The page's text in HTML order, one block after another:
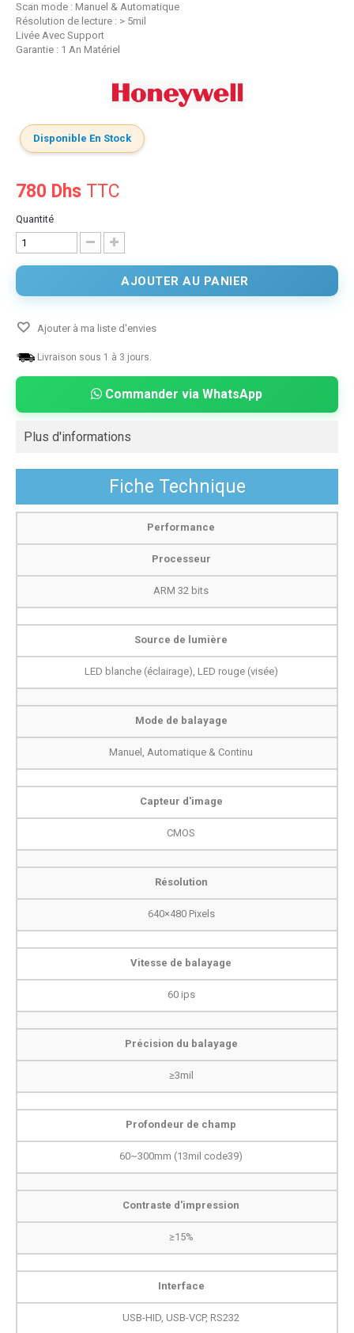
Scan mode : Manuel & Automatique
Résolution de lecture : > 5mil
Livée Avec Support
Garantie : 1 An Matériel
Disponible En Stock
780 Dhs TTC
Quantité
AJOUTER AU PANIER
Ajouter à ma liste d'envies
Livraison sous 1 à 3 jours.
Commander via WhatsApp
Plus d'informations
Fiche Technique
Performance
Processeur
ARM 32 bits
Source de lumière
LED blanche (éclairage), LED rouge (visée)
Mode de balayage
Manuel, Automatique & Continu
Capteur d'image
CMOS
Résolution
640×480 Pixels
Vitesse de balayage
60 ips
Précision du balayage
≥3mil
Profondeur de champ
60~300mm (13mil code39)
Contraste d'impression
≥15%
Interface
USB-HID, USB-VCP, RS232